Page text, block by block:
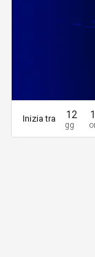
Inizia tra 12